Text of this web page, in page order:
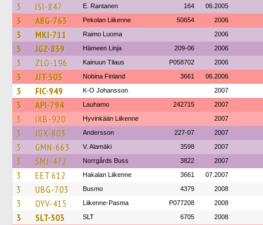
3 ISI-847 E. Rantanen 164 06.2005
3 ABG-763 Pekolan Liikenne 50654 2006
3 MKI-711 Raimo Luoma 2006
3 JGZ-839 Hämeen Linja 209-06 2006
3 ZLO-196 Kainuun Tilaus P058702 2006
3 JJT-303 Nobina Finland 3661 06.2006
3 FIC-949 K-O Johansson 2007
3 API-794 Lauhamo 242715 2007
3 IXB-920 Hyvinkään Liikenne 2007
3 JGX-803 Andersson 227-07 2007
3 GMN-663 V. Alamäki 3598 2007
3 SMJ-472 Norrgårds Buss 3822 2007
3 EET 612 Hakalan Liikenne 3661 07.2007
3 UBG-703 Busmo 4379 2008
3 OYV-415 Liikenne-Pasma P077208 2008
3 SLT-503 SLT 6705 2008